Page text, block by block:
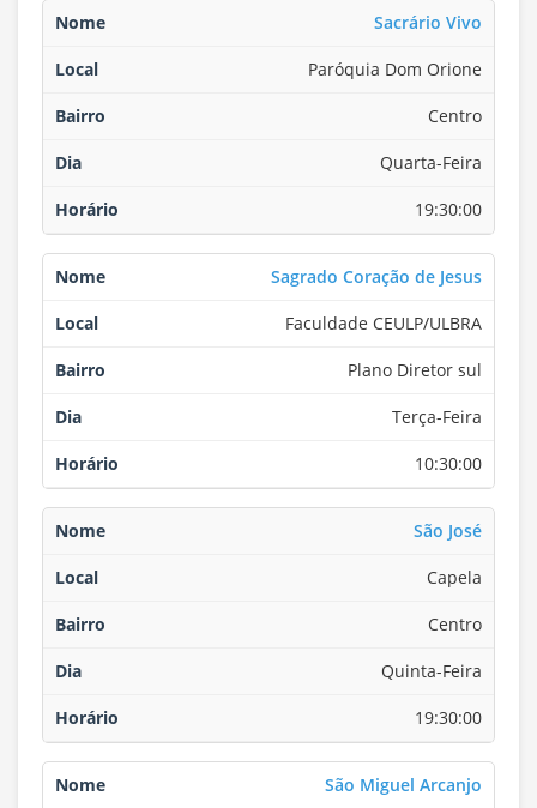
Sacrário Vivo
Paróquia Dom Orione
Centro
Quarta-Feira
19:30:00
Sagrado Coração de Jesus
Faculdade CEULP/ULBRA
Plano Diretor sul
Terça-Feira
10:30:00
São José
Capela
Centro
Quinta-Feira
19:30:00
São Miguel Arcanjo